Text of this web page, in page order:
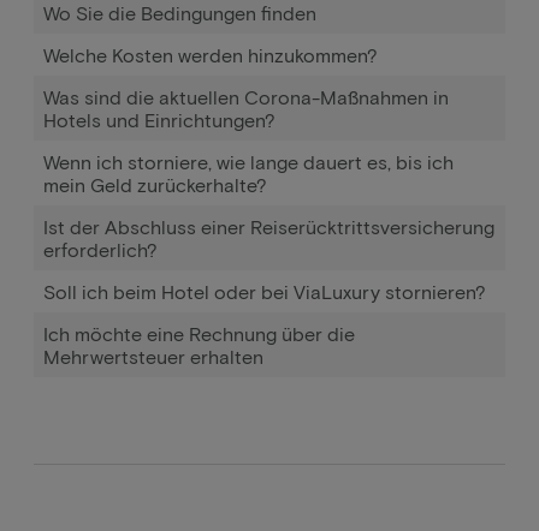
Wo Sie die Bedingungen finden
Welche Kosten werden hinzukommen?
Was sind die aktuellen Corona-Maßnahmen in
Hotels und Einrichtungen?
Wenn ich storniere, wie lange dauert es, bis ich
mein Geld zurückerhalte?
Ist der Abschluss einer Reiserücktrittsversicherung
erforderlich?
Soll ich beim Hotel oder bei ViaLuxury stornieren?
Ich möchte eine Rechnung über die
Mehrwertsteuer erhalten